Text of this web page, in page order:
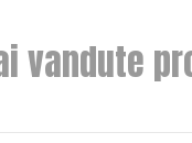
vandute